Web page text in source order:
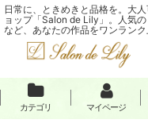
日常に、ときめきと品格を。大
ョップ「Salon de Lily」。人気
など、あなたの作品をワンラン
カテゴリ マイページ